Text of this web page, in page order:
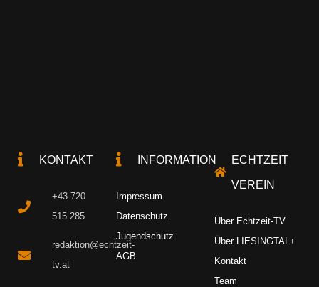
KONTAKT
+43 720
515 285
redaktion@echtzeit-
tv.at
INFORMATION
Impressum
Datenschutz
Jugendschutz
AGB
ECHTZEIT
VEREIN
Über Echtzeit-TV
Über LIESINGTAL+
Kontakt
Team